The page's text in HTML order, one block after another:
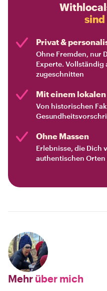
Privat &
Ohne Fremden, nur
Experte. Vollständig
zugeschnitten
Mit einem
Von historischen
Ohne Massen
Erlebnisse, die Dich
authentischen
Mehr über mich